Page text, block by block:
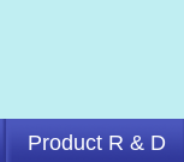
Product R & D